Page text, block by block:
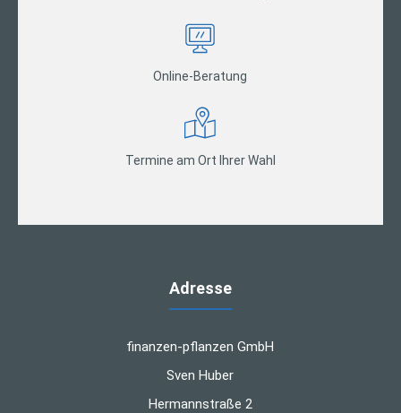
Online-Beratung
Termine am Ort Ihrer Wahl
Adresse
finanzen-pflanzen GmbH
Sven Huber
Hermannstraße 2